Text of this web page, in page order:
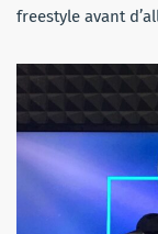
freestyle avant